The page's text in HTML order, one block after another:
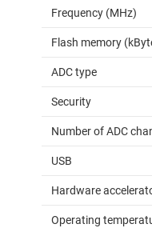
Frequency (MHz)
Flash memory
ADC type
Security
Number of ADC
USB
Hardware
Operating